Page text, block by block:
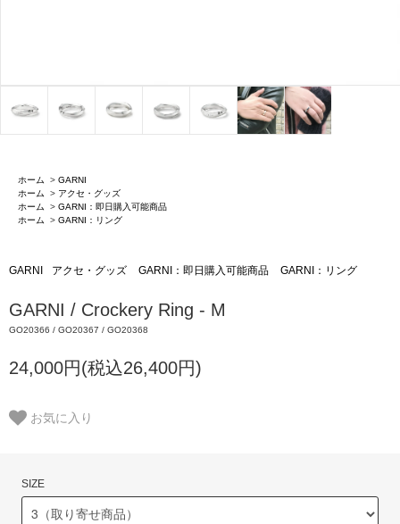
ホーム > GARNI
ホーム
> アクセ・グッズ
ホーム
> GARNI：即日購入可能商品
ホーム
> GARNI：リング
GARNI アクセ・グッズ GARNI：即日購入可能商品 GARNI：リング
GARNI / Crockery Ring - M
GO20366 / GO20367 / GO20368
24,000円(税込26,400円)
お気に入り
SIZE